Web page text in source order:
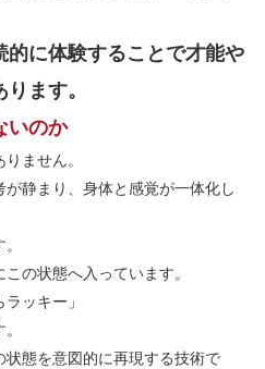
に体験することで才能や
ます。
いのか
ません。
静まり、身体と感覚が一体化し
の状態へ入っています。
ッキー」
状態を意図的に再現する技術で